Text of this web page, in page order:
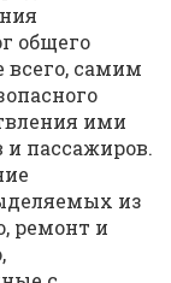
общего
всего, самим
ими
и пассажиров.
из
ремонт и